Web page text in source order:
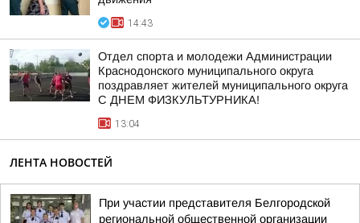
14:43
Отдел спорта и молодежи Администрации
Краснодонского муниципального округа
поздравляет жителей муниципального округа
С ДНЕМ ФИЗКУЛЬТУРНИКА!
13:04
ЛЕНТА НОВОСТЕЙ
При участии представителя Белгородской
региональной общественной организации